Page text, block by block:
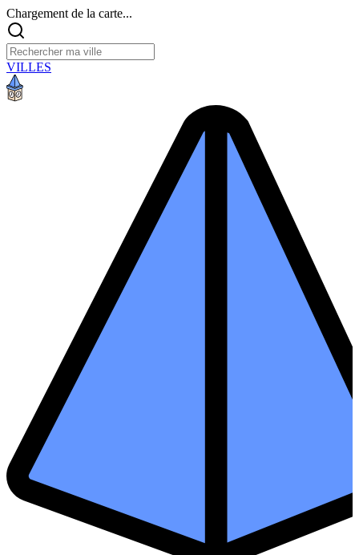
Chargement de la carte...
VILLES